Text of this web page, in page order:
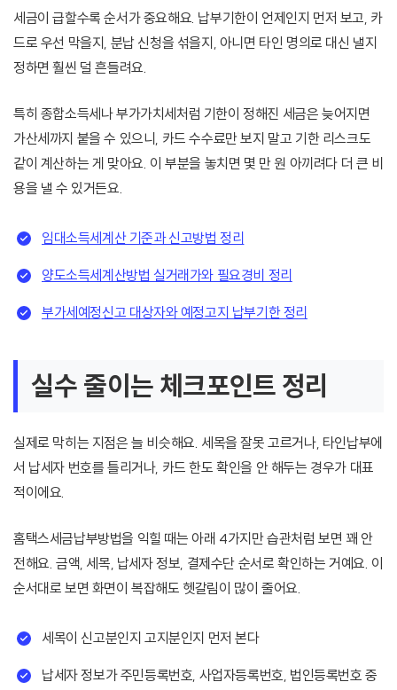
세금이 급할수록 순서가 중요해요. 납부기한이 언제인지 먼저 보고, 카
드로 우선 막을지, 분납 신청을 섞을지, 아니면 타인 명의로 대신 낼지
정하면 훨씬 덜 흔들려요.
특히 종합소득세나 부가가치세처럼 기한이 정해진 세금은 늦어지면
가산세까지 붙을 수 있으니, 카드 수수료만 보지 말고 기한 리스크도
같이 계산하는 게 맞아요. 이 부분을 놓치면 몇 만 원 아끼려다 더 큰 비
용을 낼 수 있거든요.
임대소득세계산 기준과 신고방법 정리
양도소득세계산방법 실거래가와 필요경비 정리
부가세예정신고 대상자와 예정고지 납부기한 정리
실수 줄이는 체크포인트 정리
실제로 막히는 지점은 늘 비슷해요. 세목을 잘못 고르거나, 타인납부에
서 납세자 번호를 틀리거나, 카드 한도 확인을 안 해두는 경우가 대표
적이에요.
홈택스세금납부방법을 익힐 때는 아래 4가지만 습관처럼 보면 꽤 안
전해요. 금액, 세목, 납세자 정보, 결제수단 순서로 확인하는 거예요. 이
순서대로 보면 화면이 복잡해도 헷갈림이 많이 줄어요.
세목이 신고분인지 고지분인지 먼저 본다
납세자 정보가 주민등록번호, 사업자등록번호, 법인등록번호 중